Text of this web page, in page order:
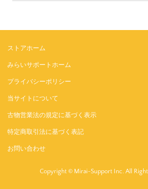
ストアホーム
みらいサポートホーム
プライバシーポリシー
当サイトについて
古物営業法の規定に基づく表示
特定商取引法に基づく表記
お問い合わせ
Copyright © Mirai-Support Inc. All